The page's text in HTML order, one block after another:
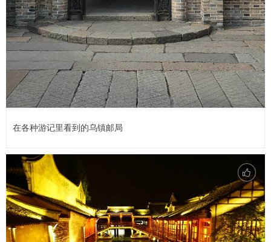
在各种游记里看到的乌镇邮局